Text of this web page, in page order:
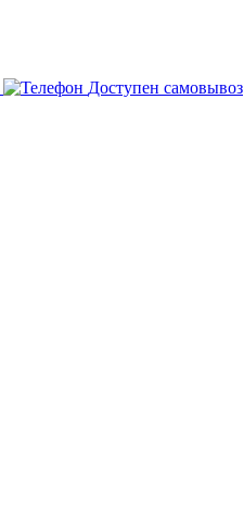
Доступен самовывоз